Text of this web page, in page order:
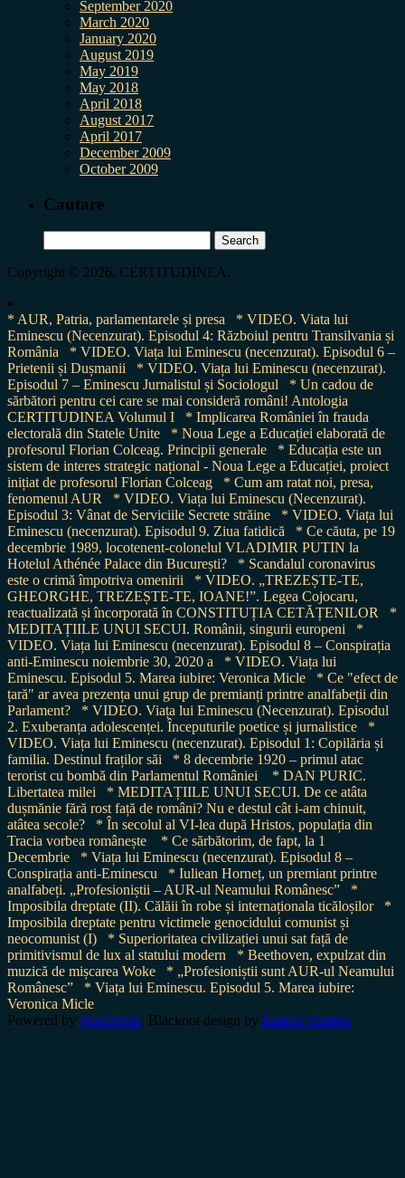
September 2020
March 2020
January 2020
August 2019
May 2019
May 2018
April 2018
August 2017
April 2017
December 2009
October 2009
Cautare
for:
Copyright © 2026, CERTITUDINEA.
* AUR, Patria, parlamentarele și presa
* VIDEO. Viata lui
Eminescu (Necenzurat). Episodul 4: Războiul pentru Transilvania și
România
* VIDEO. Viața lui Eminescu (necenzurat). Episodul 6 –
Prietenii și Dușmanii
* VIDEO. Viața lui Eminescu (necenzurat).
Episodul 7 – Eminescu Jurnalistul și Sociologul
* Un cadou de
sărbători pentru cei care se mai consideră români! Antologia
CERTITUDINEA Volumul I
* Implicarea României în frauda
electorală din Statele Unite
* Noua Lege a Educației elaborată de
profesorul Florian Colceag. Principii generale
* Educația este un
sistem de interes strategic național - Noua Lege a Educației, proiect
inițiat de profesorul Florian Colceag
* Cum am ratat noi, presa,
fenomenul AUR
* VIDEO. Viața lui Eminescu (Necenzurat).
Episodul 3: Vânat de Serviciile Secrete străine
* VIDEO. Viața lui
Eminescu (necenzurat). Episodul 9. Ziua fatidică
* Ce căuta, pe 19
decembrie 1989, locotenent-colonelul VLADIMIR PUTIN la
Hotelul Athénée Palace din București?
* Scandalul coronavirus
este o crimă împotriva omenirii
* VIDEO. „TREZEȘTE-TE,
GHEORGHE, TREZEȘTE-TE, IOANE!”. Legea Cojocaru,
reactualizată și încorporată în CONSTITUȚIA CETĂȚENILOR
*
MEDITAȚIILE UNUI SECUI. Românii, singurii europeni
*
VIDEO. Viața lui Eminescu (necenzurat). Episodul 8 – Conspirația
anti-Eminescu noiembrie 30, 2020 a
* VIDEO. Viața lui
Eminescu. Episodul 5. Marea iubire: Veronica Micle
* Ce "efect de
țară" ar avea prezența unui grup de premianți printre analfabeții din
Parlament?
* VIDEO. Viața lui Eminescu (Necenzurat). Episodul
2. Exuberanța adolescenței. Începuturile poetice și jurnalistice
*
VIDEO. Viața lui Eminescu (necenzurat). Episodul 1: Copilăria și
familia. Destinul fraților săi
* 8 decembrie 1920 – primul atac
terorist cu bombă din Parlamentul României
* DAN PURIC.
Libertatea milei
* MEDITAȚIILE UNUI SECUI. De ce atâta
dușmănie fără rost față de români? Nu e destul cât i-am chinuit,
atâtea secole?
* În secolul al VI-lea după Hristos, populația din
Tracia vorbea românește
* Ce sărbătorim, de fapt, la 1
Decembrie
* Viața lui Eminescu (necenzurat). Episodul 8 –
Conspirația anti-Eminescu
* Iuliean Horneț, un premiant printre
analfabeți. „Profesioniștii – AUR-ul Neamului Românesc”
*
Imposibila dreptate (II). Călăii în robe și internaționala ticăloșilor
*
Imposibila dreptate pentru victimele genocidului comunist și
neocomunist (I)
* Superioritatea civilizației unui sat față de
primitivismul de lux al statului modern
* Beethoven, expulzat din
muzică de mișcarea Woke
* „Profesioniștii sunt AUR-ul Neamului
Românesc”
* Viața lui Eminescu. Episodul 5. Marea iubire:
Veronica Micle
Powered by WordPress. Blackoot design by Iceable Themes.